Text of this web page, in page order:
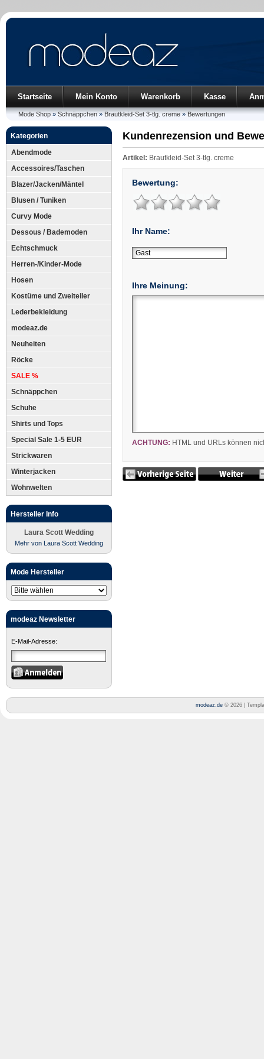
Startseite Mein Konto Warenkorb Kasse
Mode Shop»Schnäppchen»Brautkleid-Set 3-tlg. creme»Bewertungen
Kategorien
Abendmode
Accessoires/Taschen
Blazer/Jacken/Mäntel
Blusen / Tuniken
Curvy Mode
Dessous / Bademoden
Echtschmuck
Herren-/Kinder-Mode
Hosen
Kostüme und Zweiteiler
Lederbekleidung
modeaz.de
Neuheiten
Röcke
SALE %
Schnäppchen
Schuhe
Shirts und Tops
Special Sale 1-5 EUR
Strickwaren
Winterjacken
Wohnwelten
Hersteller Info
Laura Scott Wedding
Mehr von Laura Scott Wedding
Mode Hersteller
modeaz Newsletter
E-Mail-Adresse:
Kundenrezension und
Artikel: Brautkleid-Set 3-tlg. creme
Bewertung:
Ihr Name:
Ihre Meinung:
ACHTUNG: HTML und URLs können
modeaz.de © 2026 |